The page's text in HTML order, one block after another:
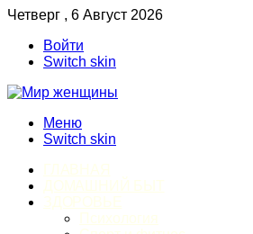
Четверг , 6 Август 2026
Войти
Switch skin
Меню
Switch skin